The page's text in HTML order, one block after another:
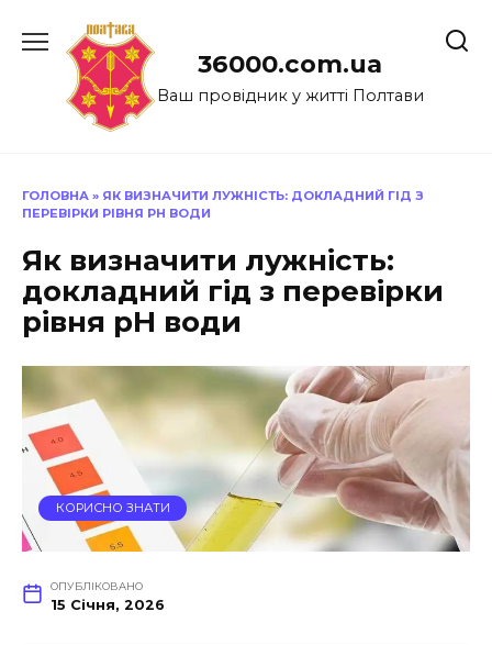
до
36000.com.ua
Ваш провідник у житті Полтави
ГОЛОВНА » ЯК ВИЗНАЧИТИ ЛУЖНІСТЬ: ДОКЛАДНИЙ ГІД З
ПЕРЕВІРКИ РІВНЯ PH ВОДИ
Як визначити лужність:
докладний гід з перевірки
рівня pH води
КОРИСНО ЗНАТИ
ОПУБЛІКОВАНО
15 Січня, 2026